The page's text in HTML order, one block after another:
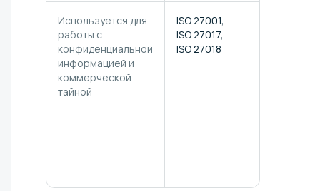
Используется для
работы с
конфиденциальной
информацией и
коммерческой
тайной
ISO 27001,
ISO 27017,
ISO 27018